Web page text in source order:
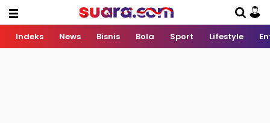
Indeks News Bisnis Bola Sport Lifestyle